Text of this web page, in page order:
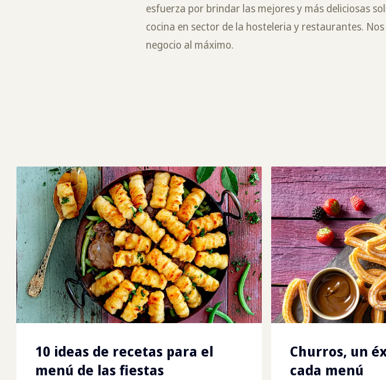
esfuerza por brindar las mejores y más deliciosas
cocina en sector de la hosteleria y restaurantes.
negocio al máximo.
10 ideas de recetas para el
menú de las fiestas
Churros, un
cada menú